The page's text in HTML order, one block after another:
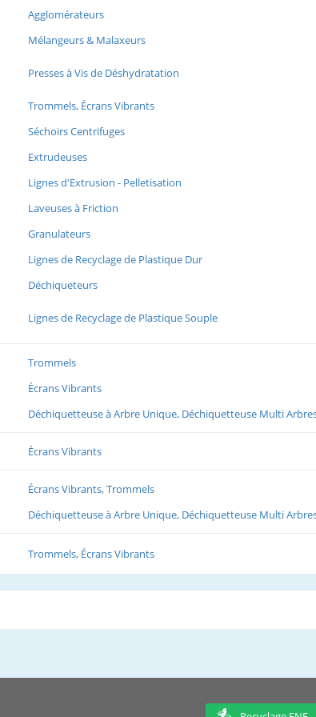
Agglomérateurs
Mélangeurs & Malaxeurs
Presses à Vis de Déshydratation
Trommels, Écrans Vibrants
Séchoirs Centrifuges
Extrudeuses
Lignes d'Extrusion - Pelletisation
Laveuses à Friction
Granulateurs
Lignes de Recyclage de Plastique Dur
Déchiqueteurs
Lignes de Recyclage de Plastique Souple
Trommels
Écrans Vibrants
Déchiquetteuse à Arbre Unique, Déchiquetteuse Multi
Écrans Vibrants
Écrans Vibrants, Trommels
Déchiquetteuse à Arbre Unique, Déchiquetteuse Multi
Trommels, Écrans Vibrants